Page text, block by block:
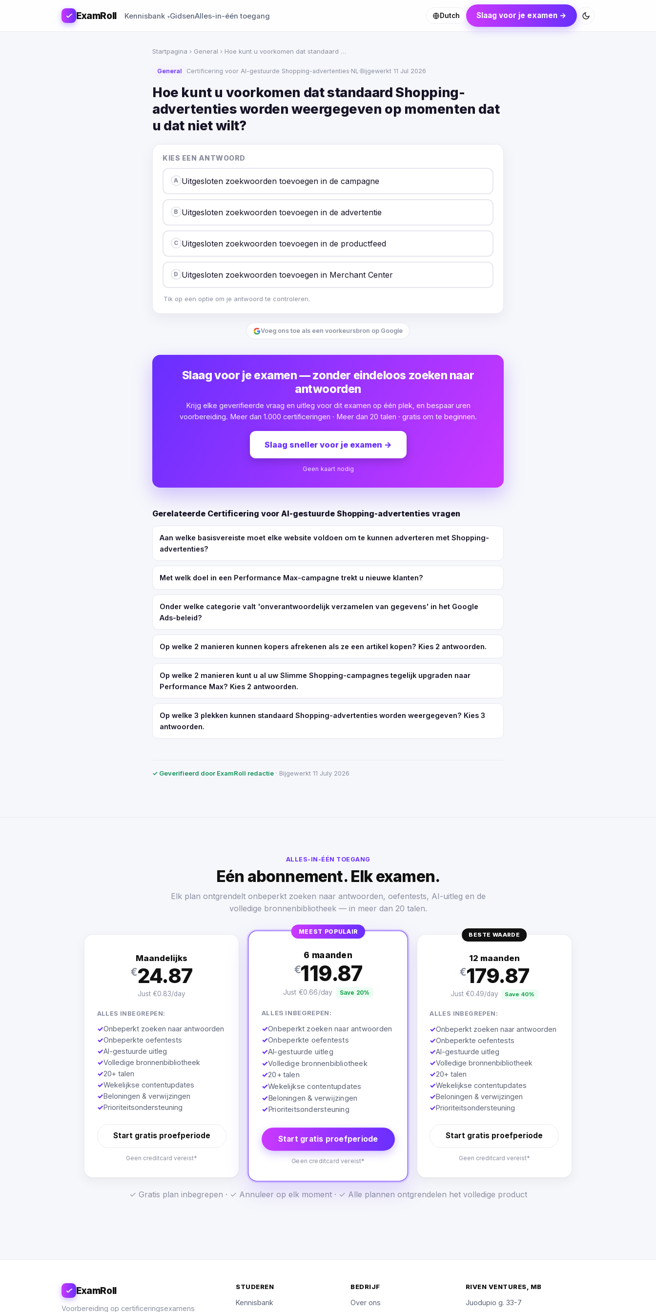
ExamRoll Kennisbank GidsenAlles-in-één toegang Dutch Slaag voor je examen →
Startpagina › General › Hoe kunt u voorkomen dat standaard …
General Certificering voor AI-gestuurde Shopping-advertenties·NL·Bijgewerkt 11 Jul 2026
Hoe kunt u voorkomen dat standaard Shopping-
advertenties worden weergegeven op momenten dat
u dat niet wilt?
KIES EEN ANTWOORD
A Uitgesloten zoekwoorden toevoegen in de campagne
B Uitgesloten zoekwoorden toevoegen in de advertentie
C Uitgesloten zoekwoorden toevoegen in de productfeed
D Uitgesloten zoekwoorden toevoegen in Merchant Center
Tik op een optie om je antwoord te controleren.
Voeg ons toe als een voorkeursbron op Google
Slaag voor je examen — zonder eindeloos zoeken naar
antwoorden
Krijg elke geverifieerde vraag en uitleg voor dit examen op één plek, en bespaar uren
voorbereiding. Meer dan 1.000 certificeringen · Meer dan 20 talen · gratis om te beginnen.
Slaag sneller voor je examen →
Geen kaart nodig
Gerelateerde Certificering voor AI-gestuurde Shopping-advertenties vragen
Aan welke basisvereiste moet elke website voldoen om te kunnen adverteren met Shopping-
advertenties?
Met welk doel in een Performance Max-campagne trekt u nieuwe klanten?
Onder welke categorie valt 'onverantwoordelijk verzamelen van gegevens' in het Google
Ads-beleid?
Op welke 2 manieren kunnen kopers afrekenen als ze een artikel kopen? Kies 2 antwoorden.
Op welke 2 manieren kunt u al uw Slimme Shopping-campagnes tegelijk upgraden naar
Performance Max? Kies 2 antwoorden.
Op welke 3 plekken kunnen standaard Shopping-advertenties worden weergegeven? Kies 3
antwoorden.
✓ Geverifieerd door ExamRoll redactie · Bijgewerkt 11 July 2026
ALLES-IN-ÉÉN TOEGANG
Eén abonnement. Elk examen.
Elk plan ontgrendelt onbeperkt zoeken naar antwoorden, oefentests, AI-uitleg en de
volledige bronnenbibliotheek — in meer dan 20 talen.
Maandelijks
€24.87
Just €0.83/day
ALLES INBEGREPEN:
✓Onbeperkt zoeken naar antwoorden
✓Onbeperkte oefentests
✓AI-gestuurde uitleg
✓Volledige bronnenbibliotheek
✓20+ talen
✓Wekelijkse contentupdates
✓Beloningen & verwijzingen
✓Prioriteitsondersteuning
Start gratis proefperiode
Geen creditcard vereist*
MEEST POPULAIR
6 maanden
€119.87
Just €0.66/day Save 20%
ALLES INBEGREPEN:
✓Onbeperkt zoeken naar antwoorden
✓Onbeperkte oefentests
✓AI-gestuurde uitleg
✓Volledige bronnenbibliotheek
✓20+ talen
✓Wekelijkse contentupdates
✓Beloningen & verwijzingen
✓Prioriteitsondersteuning
Start gratis proefperiode
Geen creditcard vereist*
BESTE WAARDE
12 maanden
€179.87
Just €0.49/day Save 40%
ALLES INBEGREPEN:
✓Onbeperkt zoeken naar antwoorden
✓Onbeperkte oefentests
✓AI-gestuurde uitleg
✓Volledige bronnenbibliotheek
✓20+ talen
✓Wekelijkse contentupdates
✓Beloningen & verwijzingen
✓Prioriteitsondersteuning
Start gratis proefperiode
Geen creditcard vereist*
✓ Gratis plan inbegrepen · ✓ Annuleer op elk moment · ✓ Alle plannen ontgrendelen het volledige product
ExamRoll
Voorbereiding op certificeringsexamens
STUDEREN
Kennisbank
BEDRIJF
Over ons
RIVEN VENTURES, MB
Juodupio g. 33-7